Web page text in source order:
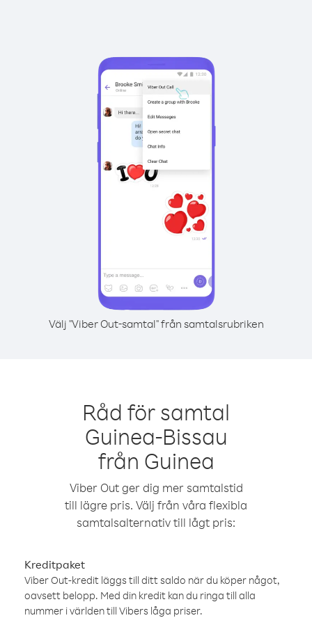
Välj "Viber Out-samtal" från samtalsrubriken
Råd för samtal
Guinea-Bissau
från Guinea
Viber Out ger dig mer samtalstid
till lägre pris. Välj från våra flexibla
samtalsalternativ till lågt pris:
Kreditpaket
Viber Out-kredit läggs till ditt saldo när du köper något,
oavsett belopp. Med din kredit kan du ringa till alla
nummer i världen till Vibers låga priser.